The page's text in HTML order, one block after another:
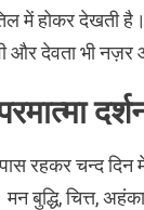
में होकर देखती
देवता भी नज़र
परमात्मा
रहकर चन्द दिन में
बुद्धि, चित्त,